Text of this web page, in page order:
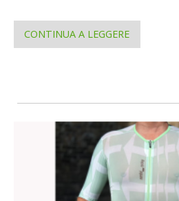
CONTINUA A LEGGERE